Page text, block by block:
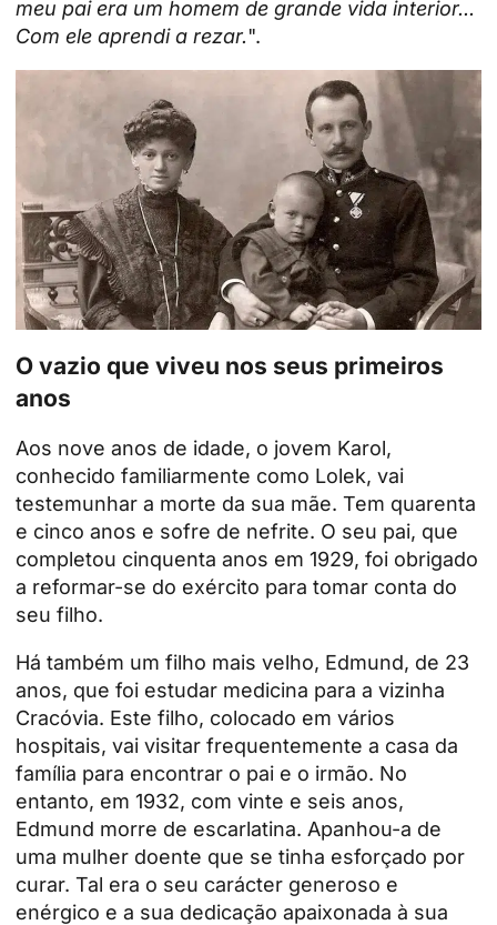
meu pai era um homem de grande vida interior...
Com ele aprendi a rezar.".
O vazio que viveu nos seus primeiros
anos
Aos nove anos de idade, o jovem Karol,
conhecido familiarmente como Lolek, vai
testemunhar a morte da sua mãe. Tem quarenta
e cinco anos e sofre de nefrite. O seu pai, que
completou cinquenta anos em 1929, foi obrigado
a reformar-se do exército para tomar conta do
seu filho.
Há também um filho mais velho, Edmund, de 23
anos, que foi estudar medicina para a vizinha
Cracóvia. Este filho, colocado em vários
hospitais, vai visitar frequentemente a casa da
família para encontrar o pai e o irmão. No
entanto, em 1932, com vinte e seis anos,
Edmund morre de escarlatina. Apanhou-a de
uma mulher doente que se tinha esforçado por
curar. Tal era o seu carácter generoso e
enérgico e a sua dedicação apaixonada à sua